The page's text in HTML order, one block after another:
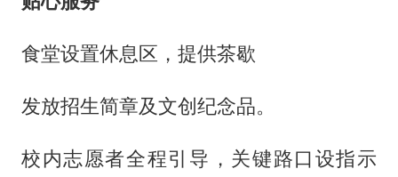
食堂设置休息区，提供茶歇
发放招生简章及文创纪念品。
校内志愿者全程引导，关键路口设指示